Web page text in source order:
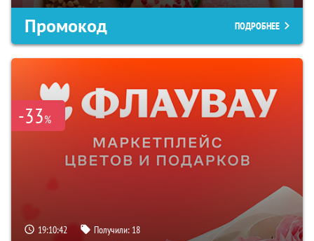
Промокод ПОДРОБНЕЕ
-33%
19:10:41 Получили: 18